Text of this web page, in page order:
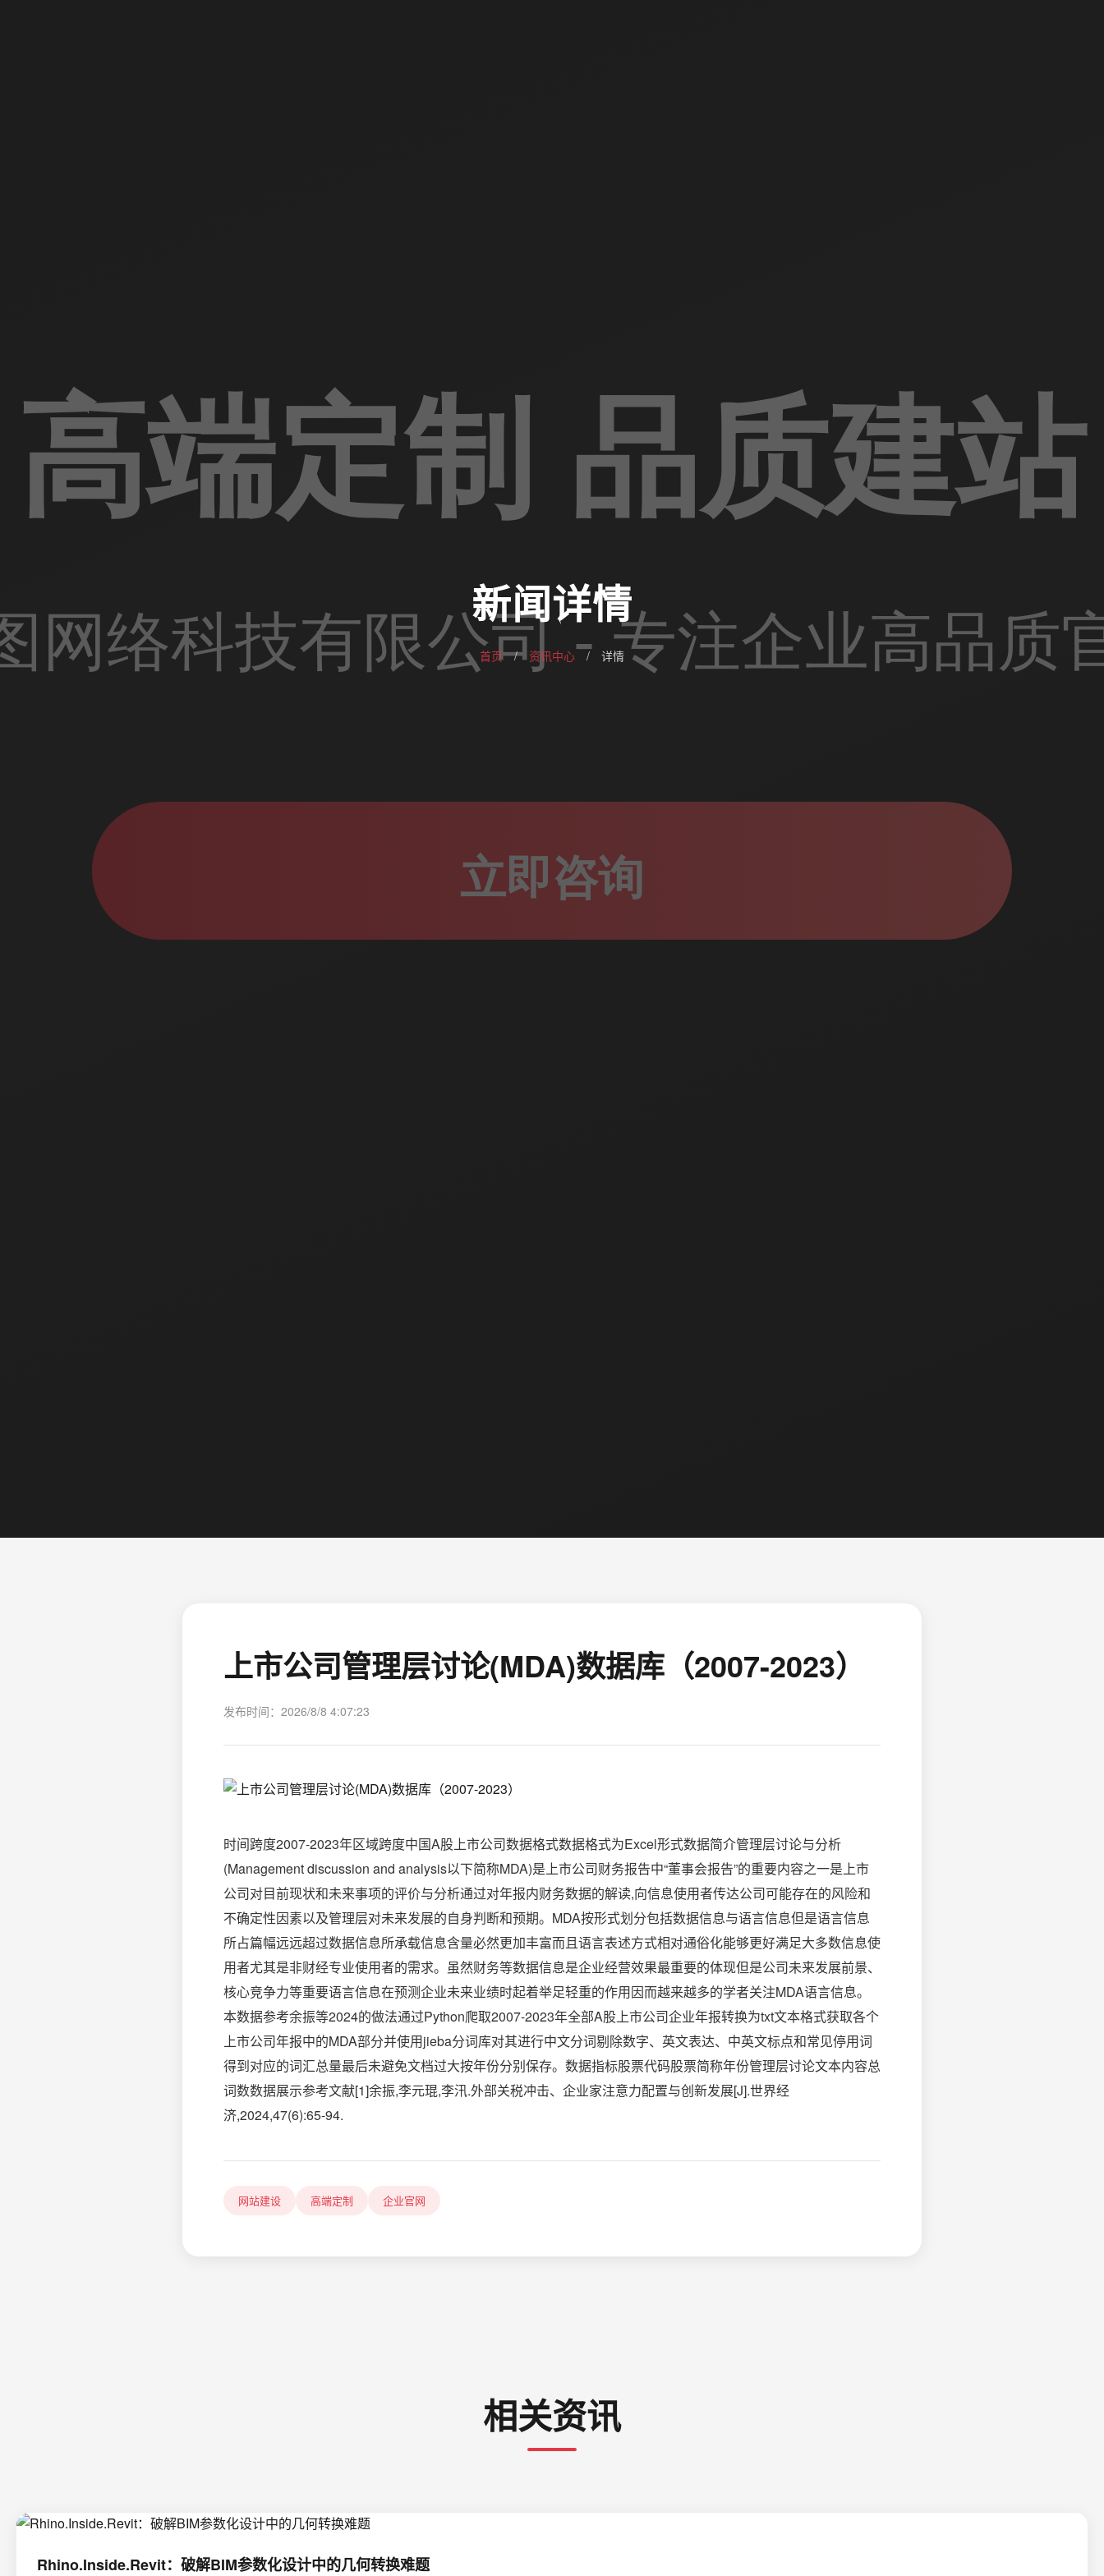
新闻详情
首页 / 资讯中心 / 详情
上市公司管理层讨论(MDA)数据库（2007-2023）
发布时间：2026/8/8 4:07:23
时间跨度2007-2023年区域跨度中国A股上市公司数据格式数据格式为Excel形式数据简介管理层讨论与分析
(Management discussion and analysis以下简称MDA)是上市公司财务报告中“董事会报告”的重要内容之一是上市
公司对目前现状和未来事项的评价与分析通过对年报内财务数据的解读,向信息使用者传达公司可能存在的风险和
不确定性因素以及管理层对未来发展的自身判断和预期。MDA按形式划分包括数据信息与语言信息但是语言信息
所占篇幅远远超过数据信息所承载信息含量必然更加丰富而且语言表述方式相对通俗化能够更好满足大多数信息使
用者尤其是非财经专业使用者的需求。虽然财务等数据信息是企业经营效果最重要的体现但是公司未来发展前景、
核心竞争力等重要语言信息在预测企业未来业绩时起着举足轻重的作用因而越来越多的学者关注MDA语言信息。
本数据参考余振等2024的做法通过Python爬取2007-2023年全部A股上市公司企业年报转换为txt文本格式获取各个
上市公司年报中的MDA部分并使用jieba分词库对其进行中文分词剔除数字、英文表达、中英文标点和常见停用词
得到对应的词汇总量最后未避免文档过大按年份分别保存。数据指标股票代码股票简称年份管理层讨论文本内容总
词数数据展示参考文献[1]余振,李元琨,李汛.外部关税冲击、企业家注意力配置与创新发展[J].世界经
济,2024,47(6):65-94.
网站建设 高端定制 企业官网
相关资讯
Rhino.Inside.Revit：破解BIM参数化设计中的几何转换难题